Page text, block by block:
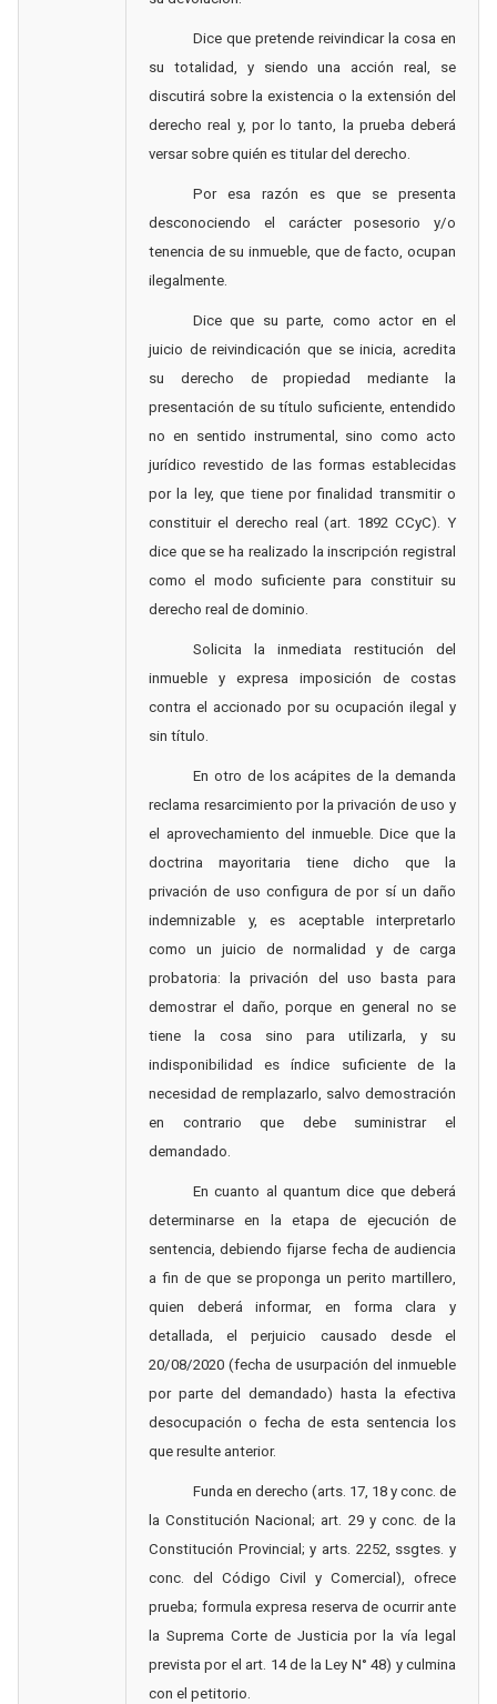
Dice que pretende reivindicar la cosa en
su totalidad, y siendo una acción real, se
discutirá sobre la existencia o la extensión del
derecho real y, por lo tanto, la prueba deberá
versar sobre quién es titular del derecho.
Por esa razón es que se presenta
desconociendo el carácter posesorio y/o
tenencia de su inmueble, que de facto, ocupan
ilegalmente.
Dice que su parte, como actor en el
juicio de reivindicación que se inicia, acredita
su derecho de propiedad mediante la
presentación de su título suficiente, entendido
no en sentido instrumental, sino como acto
jurídico revestido de las formas establecidas
por la ley, que tiene por finalidad transmitir o
constituir el derecho real (art. 1892 CCyC). Y
dice que se ha realizado la inscripción registral
como el modo suficiente para constituir su
derecho real de dominio.
Solicita la inmediata restitución del
inmueble y expresa imposición de costas
contra el accionado por su ocupación ilegal y
sin título.
En otro de los acápites de la demanda
reclama resarcimiento por la privación de uso y
el aprovechamiento del inmueble. Dice que la
doctrina mayoritaria tiene dicho que la
privación de uso configura de por sí un daño
indemnizable y, es aceptable interpretarlo
como un juicio de normalidad y de carga
probatoria: la privación del uso basta para
demostrar el daño, porque en general no se
tiene la cosa sino para utilizarla, y su
indisponibilidad es índice suficiente de la
necesidad de remplazarlo, salvo demostración
en contrario que debe suministrar el
demandado.
En cuanto al quantum dice que deberá
determinarse en la etapa de ejecución de
sentencia, debiendo fijarse fecha de audiencia
a fin de que se proponga un perito martillero,
quien deberá informar, en forma clara y
detallada, el perjuicio causado desde el
20/08/2020 (fecha de usurpación del inmueble
por parte del demandado) hasta la efectiva
desocupación o fecha de esta sentencia los
que resulte anterior.
Funda en derecho (arts. 17, 18 y conc. de
la Constitución Nacional; art. 29 y conc. de la
Constitución Provincial; y arts. 2252, ssgtes. y
conc. del Código Civil y Comercial), ofrece
prueba; formula expresa reserva de ocurrir ante
la Suprema Corte de Justicia por la vía legal
prevista por el art. 14 de la Ley N° 48) y culmina
con el petitorio.